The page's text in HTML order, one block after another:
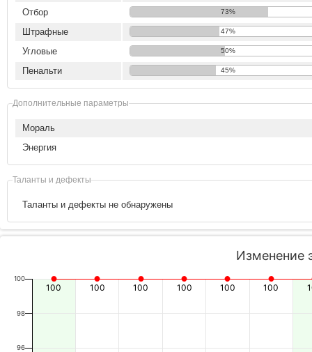
Отбор 73%
Штрафные 47%
Угловые 50%
Пенальти 45%
Дополнительные параметры
Мораль
Энергия
Таланты и дефекты
Таланты и дефекты не обнаружены
Изменение
100 100 100 100 100 100
96
98
100